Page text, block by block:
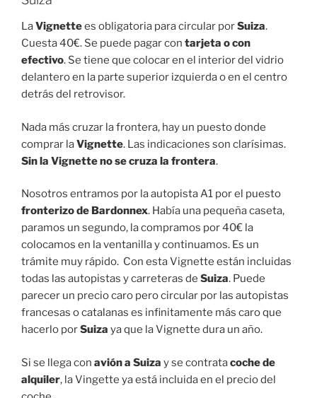
LaVignettees obligatoria para circular porSuiza.
Cuesta 40€. Se puede pagar con tarjeta o con
efectivo. Se tiene que colocar en el interior del vidrio
delantero en la parte superior izquierda o en el centro
detrás del retrovisor.
Nada más cruzar la frontera, hay un puesto donde
comprar laVignette. Las indicaciones son clarísimas.
Sin la Vignette no se cruza la frontera.
Nosotros entramos por la autopista A1 por el puesto
fronterizo de Bardonnex. Había una pequeña caseta,
paramos un segundo, la compramos por 40€ la
colocamos en la ventanilla y continuamos. Es un
trámite muy rápido. Con esta Vignette están incluidas
todas las autopistas y carreteras de Suiza. Puede
parecer un precio caro pero circular por las autopistas
francesas o catalanas es infinitamente más caro que
hacerlo porSuiza ya que la Vignette dura un año.
Si se llega con avión a Suiza y se contratacoche de
alquiler, la Vingette ya está incluida en el precio del